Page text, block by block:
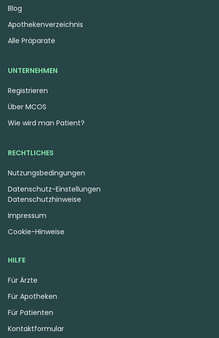
Blog
Apothekenverzeichnis
Alle Präparate
UNTERNEHMEN
Registrieren
Über MCOS
Wie wird man Patient?
HILFE
Für Ärzte
Für Apotheken
Für Patienten
Kontaktformular
RECHTLICHES
Nutzungsbedingungen
Datenschutzhinweise
Impressum
Cookie-Hinweise
Datenschutz-Einstellungen